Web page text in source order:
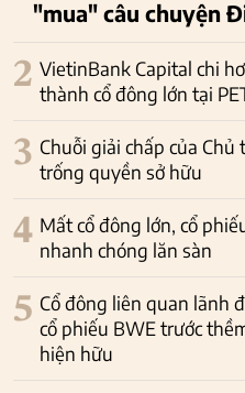
"mua" câu chuyện
2 VietinBank Capital chi
thành cổ đông lớn tại
3 Chuỗi giải chấp của Chủ
trống quyền sở hữu
4 Mất cổ đông lớn, cổ
nhanh chóng lăn sàn
5 Cổ đông liên quan lãnh
cổ phiếu BWE trước
hiện hữu